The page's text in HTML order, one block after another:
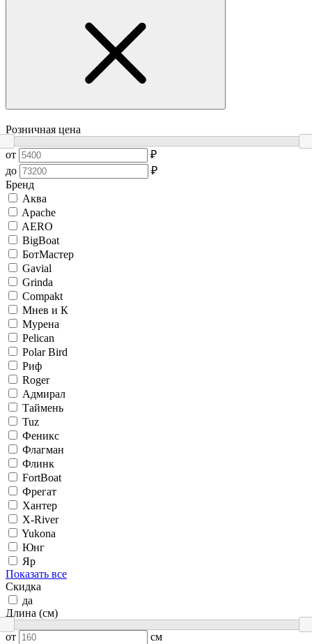
Розничная цена
от
₽
до
₽
Бренд
Аква
Apache
AERO
BigBoat
БотМастер
Gavial
Grinda
Compakt
Мнев и К
Мурена
Pelican
Polar Bird
Риф
Roger
Адмирал
Таймень
Tuz
Феникс
Флагман
Флинк
FortBoat
Фрегат
Хантер
X-River
Yukona
Юнг
Яр
Показать все
Скидка
да
Длина (см)
от
см